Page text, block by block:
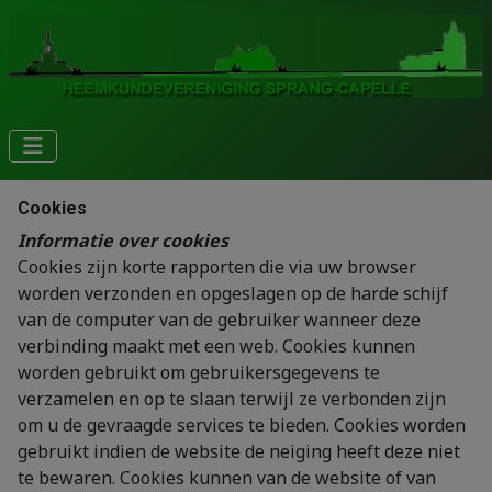
Cookies
Informatie over cookies
Cookies zijn korte rapporten die via uw browser
worden verzonden en opgeslagen op de harde schijf
van de computer van de gebruiker wanneer deze
verbinding maakt met een web. Cookies kunnen
worden gebruikt om gebruikersgegevens te
verzamelen en op te slaan terwijl ze verbonden zijn
om u de gevraagde services te bieden. Cookies worden
gebruikt indien de website de neiging heeft deze niet
te bewaren. Cookies kunnen van de website of van